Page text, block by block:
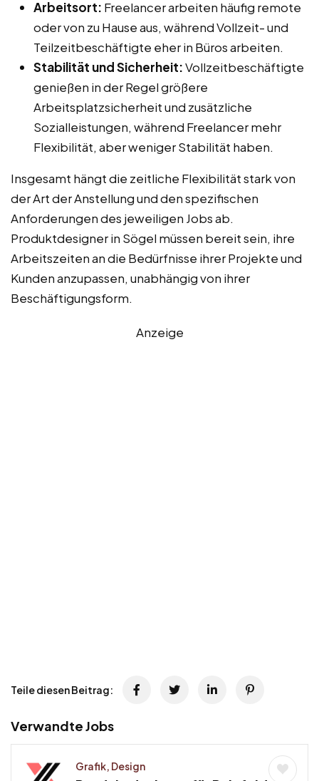
Arbeitsort: Freelancer arbeiten häufig remote
oder von zu Hause aus, während Vollzeit- und
Teilzeitbeschäftigte eher in Büros arbeiten.
Stabilität und Sicherheit:Vollzeitbeschäftigte
genießen in der Regel größere
Arbeitsplatzsicherheit und zusätzliche
Sozialleistungen, während Freelancer mehr
Flexibilität, aber weniger Stabilität haben.
Insgesamt hängt die zeitliche Flexibilität stark von
der Art der Anstellung und den spezifischen
Anforderungen des jeweiligen Jobs ab.
Produktdesigner in Sögel müssen bereit sein, ihre
Arbeitszeiten an die Bedürfnisse ihrer Projekte und
Kunden anzupassen, unabhängig von ihrer
Beschäftigungsform.
Anzeige
Teile diesen Beitrag:
Verwandte Jobs
Grafik, Design